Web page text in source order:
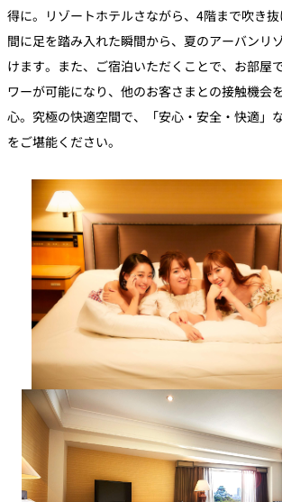
得に。リゾートホテルさながら、4階まで吹き
間に足を踏み入れた瞬間から、夏のアーバンリ
けます。また、ご宿泊いただくことで、お部屋
ワーが可能になり、他のお客さまとの接触機会
心。究極の快適空間で、「安心・安全・快適」
をご堪能ください。